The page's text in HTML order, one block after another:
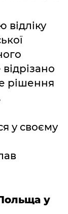
відліку
рішення
у своєму
у